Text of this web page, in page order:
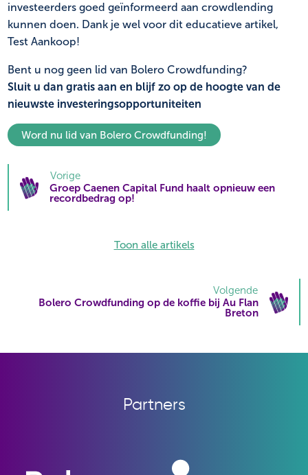
investeerders goed geïnformeerd aan crowdlending
kunnen doen. Dank je wel voor dit educatieve artikel,
Test Aankoop!
Bent u nog geen lid van Bolero Crowdfunding?
Sluit u dan gratis aan en blijf zo op de hoogte van de
nieuwste investeringsopportuniteiten
Word nu lid van Bolero Crowdfunding!
Vorige
Groep Caenen Capital Fund haalt opnieuw een
recordbedrag op!
Toon alle artikels
Volgende
Bolero Crowdfunding op de koffie bij Au Flan
Breton
Partners